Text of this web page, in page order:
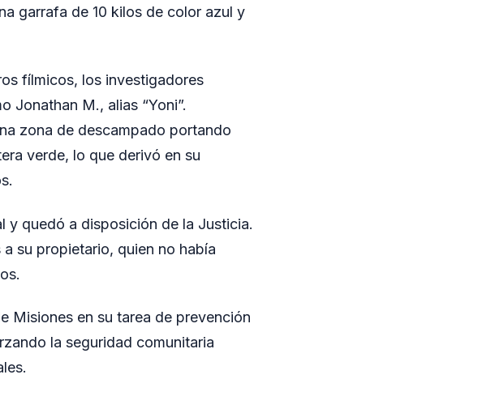
garrafa de 10 kilos de color azul y
fílmicos, los investigadores
Jonathan M., alias “Yoni”.
zona de descampado portando
verde, lo que derivó en su
y quedó a disposición de la Justicia.
su propietario, quien no había
Misiones en su tarea de prevención
la seguridad comunitaria